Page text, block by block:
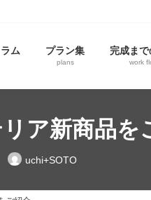
ム プラン集
plans
完成ま
work
ア新商品を
uchi+SOTO